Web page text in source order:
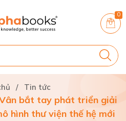
0
/ Tin tức
bắt tay phát triển giải
hình thư viện thế hệ mới